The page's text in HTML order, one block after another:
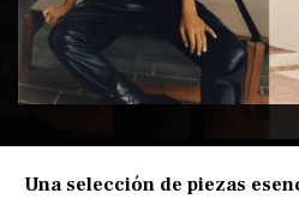
Una selección de piezas